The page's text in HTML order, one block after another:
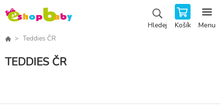
Hledej Košík Menu
Teddies ČR
TEDDIES ČR